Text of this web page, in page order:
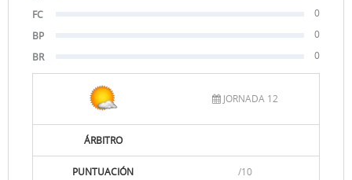
FC
0
BP
0
BR
0
JORNADA 12
ÁRBITRO
PUNTUACIÓN /10